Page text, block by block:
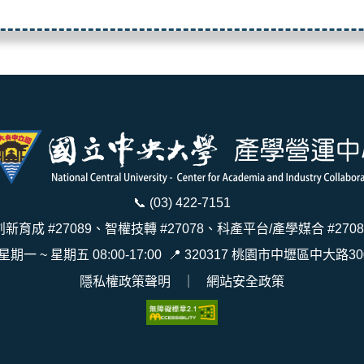
📞 (03) 422-7151
新育成 #27089、智權技轉 #27078、科產平台/產學媒合
期一 ~ 星期五 08:00-17:00
📍 320317 桃園市中壢區中大路
隱私權政策聲明
網站安全政策